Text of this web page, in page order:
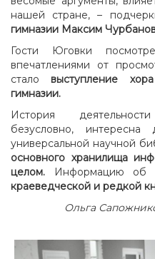
нашей стране, –
гимназии Максим
Гости Юговки
впечатлениями от
стало выступление
гимназии.
История
безусловно, интересна
универсальной научной
основного хранилища
целом. Информацию об
краеведческой и редкой
Ольга